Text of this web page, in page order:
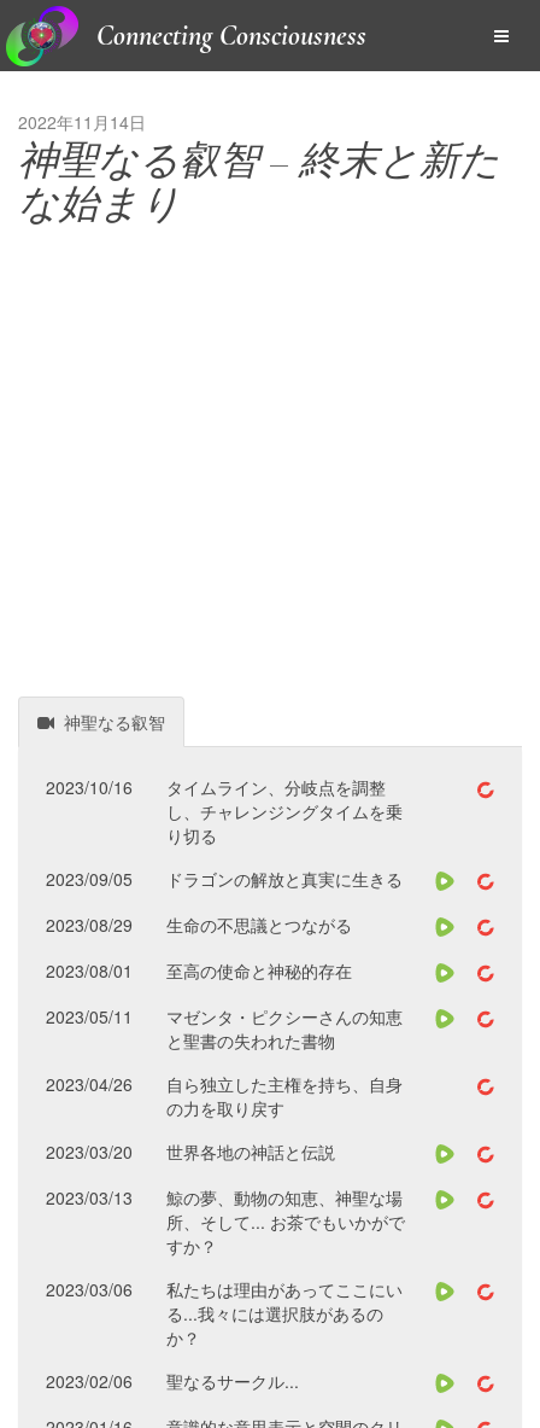
Connecting Consciousness
2022年11月14日
神聖なる叡智 – 終末と新た
な始まり
神聖なる叡智
2023/10/16
タイムライン、分岐点を調整
し、チャレンジングタイムを乗
り切る
2023/09/05
ドラゴンの解放と真実に生きる
2023/08/29
生命の不思議とつながる
2023/08/01
至高の使命と神秘的存在
2023/05/11
マゼンタ・ピクシーさんの知恵
と聖書の失われた書物
2023/04/26
自ら独立した主権を持ち、自身
の力を取り戻す
2023/03/20
世界各地の神話と伝説
2023/03/13
鯨の夢、動物の知恵、神聖な場
所、そして... お茶でもいかがで
すか？
2023/03/06
私たちは理由があってここにい
る...我々には選択肢があるの
か？
2023/02/06
聖なるサークル...